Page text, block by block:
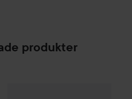
produkter